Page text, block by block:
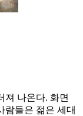
져 나온다. 화면
람들은 젊은 세대